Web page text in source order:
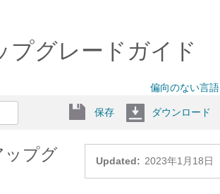
プグレードガイド
偏向のない言語
保存 ダウンロード
Updated: 2023年1月18日
ップグ